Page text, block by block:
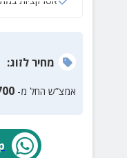
מחירלזוג:
אמצ”ש החל מ-